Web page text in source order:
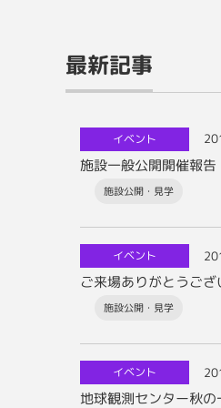
最新記事
イベント
施設一般公開開催報告
施設公開・見学
イベント
ご来場ありがとうご
施設公開・見学
イベント
地球観測センター秋